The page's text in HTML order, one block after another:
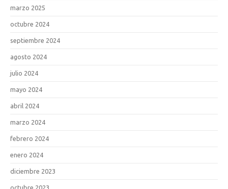
marzo 2025
octubre 2024
septiembre 2024
agosto 2024
julio 2024
mayo 2024
abril 2024
marzo 2024
febrero 2024
enero 2024
diciembre 2023
octubre 2023